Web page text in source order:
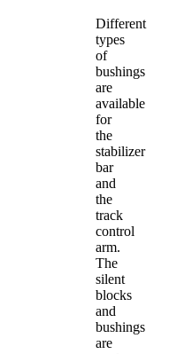
Different
types
of
bushings
are
available
for
the
stabilizer
bar
and
the
track
control
arm.
The
silent
blocks
and
bushings
are